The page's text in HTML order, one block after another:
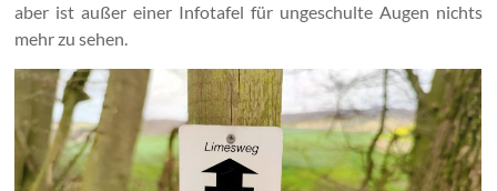
aber ist außer einer Infotafel für ungeschulte Augen nichts
mehr zu sehen.